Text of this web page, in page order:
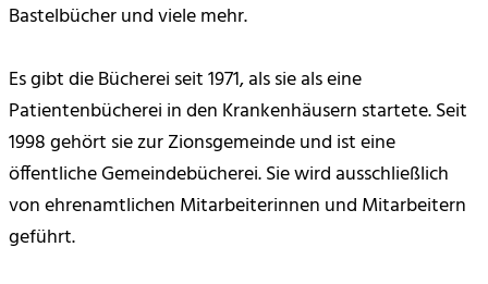
Bastelbücher und viele mehr.
Es gibt die Bücherei seit 1971, als sie als eine
Patientenbücherei in den Krankenhäusern startete. Seit
1998 gehört sie zur Zionsgemeinde und ist eine
öffentliche Gemeindebücherei. Sie wird ausschließlich
von ehrenamtlichen Mitarbeiterinnen und Mitarbeitern
geführt.